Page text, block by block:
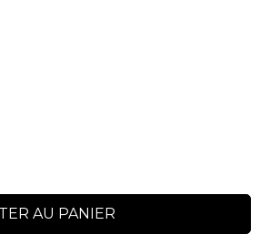
AU PANIER